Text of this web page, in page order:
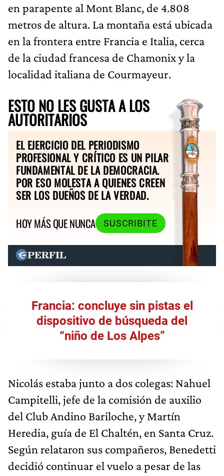
en parapente al Mont Blanc, de 4.808
metros de altura. La montaña está ubicada
en la frontera entre Francia e Italia, cerca
de la ciudad francesa de Chamonix y la
localidad italiana de Courmayeur.
ESTO NO LES GUSTA A LOS
AUTORITARIOS
EL EJERCICIO DEL PERIODISMO
PROFESIONAL Y CRÍTICO ES UN PILAR
FUNDAMENTAL DE LA DEMOCRACIA.
POR ESO MOLESTA A QUIENES CREEN
SER LOS DUEÑOS DE LA VERDAD.
HOY MÁS QUE NUNCA
SUSCRIBITE
Francia: concluye sin pistas el
dispositivo de búsqueda del
“niño de Los Alpes”
Nicolás estaba junto a dos colegas: Nahuel
Campitelli, jefe de la comisión de auxilio
del Club Andino Bariloche, y Martín
Heredia, guía de El Chaltén, en Santa Cruz.
Según relataron sus compañeros, Benedetti
decidió continuar el vuelo a pesar de las